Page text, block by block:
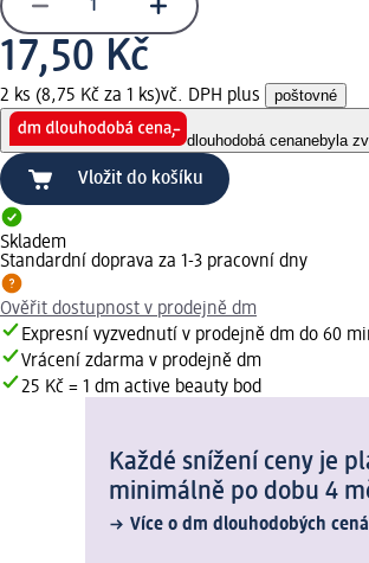
17,50 Kč
2 ks (8,75 Kč za 1 ks)vč. DPH plus poštovné
dlouhodobá cenanebyla
Vložit do košíku
Skladem
Standardní doprava za 1-3 pracovní dny
Ověřit dostupnost v prodejně dm
Expresní vyzvednutí v prodejně dm do 60
Vrácení zdarma v prodejně dm
25 Kč = 1 dm active beauty bod
Každé snížení ceny je
minimálně po dobu 4
Více o dm dlouhodobých